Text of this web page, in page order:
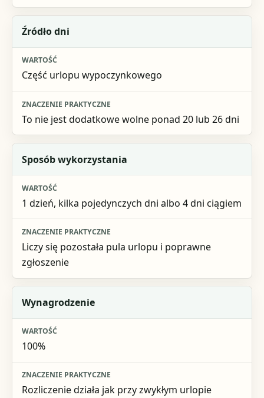
Źródło dni
Część urlopu wypoczynkowego
To nie jest dodatkowe wolne ponad 20 lub 26 dni
Sposób wykorzystania
1 dzień, kilka pojedynczych dni albo 4 dni ciągiem
Liczy się pozostała pula urlopu i poprawne
zgłoszenie
Wynagrodzenie
100%
Rozliczenie działa jak przy zwykłym urlopie